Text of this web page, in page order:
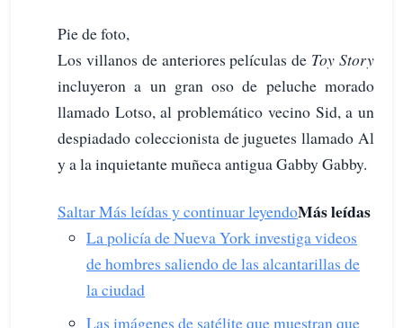
Pie de foto,
Los villanos de anteriores películas de Toy Story
incluyeron a un gran oso de peluche morado
llamado Lotso, al problemático vecino Sid, a un
despiadado coleccionista de juguetes llamado Al
y a la inquietante muñeca antigua Gabby Gabby.
Saltar Más leídas y continuar leyendoMás leídas
La policía de Nueva York investiga videos
de hombres saliendo de las alcantarillas de
la ciudad
Las imágenes de satélite que muestran que